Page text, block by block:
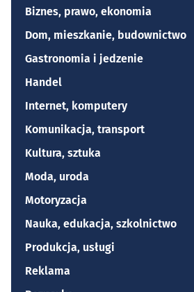
Biznes, prawo, ekonomia
Dom, mieszkanie, budownictwo
Gastronomia i jedzenie
Handel
Internet, komputery
Komunikacja, transport
Kultura, sztuka
Moda, uroda
Motoryzacja
Nauka, edukacja, szkolnictwo
Produkcja, usługi
Reklama